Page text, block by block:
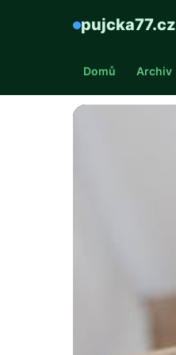
pujcka77.cz
Domů Archiv